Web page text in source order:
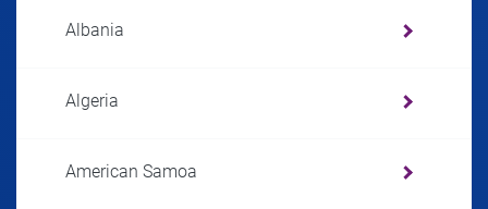
Albania
Algeria
American Samoa